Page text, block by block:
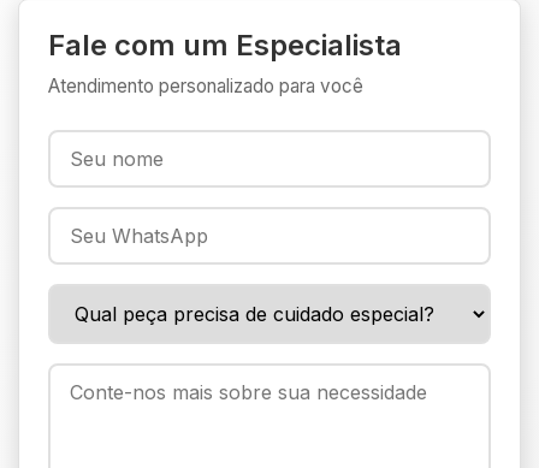
Fale com um Especialista
Atendimento personalizado para você